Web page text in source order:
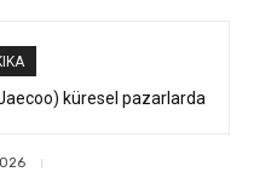
masaya yatırdı